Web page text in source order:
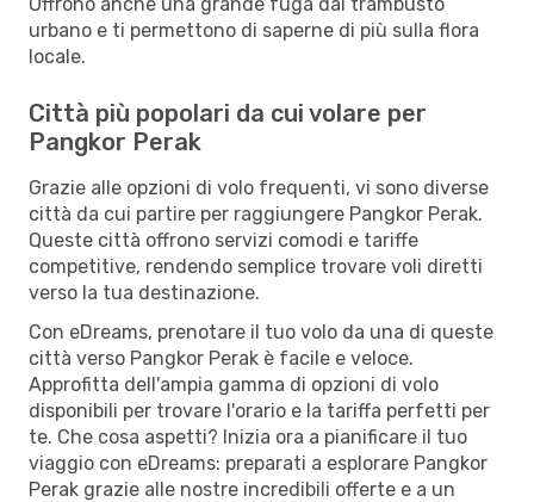
urbano e ti permettono di saperne di più sulla flora
locale.
Città più popolari da cui volare per
Pangkor Perak
Grazie alle opzioni di volo frequenti, vi sono diverse
città da cui partire per raggiungere Pangkor Perak.
Queste città offrono servizi comodi e tariffe
competitive, rendendo semplice trovare voli diretti
verso la tua destinazione.
Con eDreams, prenotare il tuo volo da una di queste
città verso Pangkor Perak è facile e veloce.
Approfitta dell'ampia gamma di opzioni di volo
disponibili per trovare l'orario e la tariffa perfetti per
te. Che cosa aspetti? Inizia ora a pianificare il tuo
viaggio con eDreams: preparati a esplorare Pangkor
Perak grazie alle nostre incredibili offerte e a un